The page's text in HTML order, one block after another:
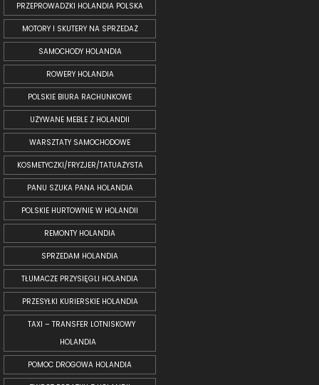
PRZEPROWADZKI HOLANDIA POLSKA
MOTORY I SKUTERY NA SPRZEDAŻ
SAMOCHODY HOLANDIA
ROWERY HOLANDIA
POLSKIE BIURA RACHUNKOWE
UŻYWANE MEBLE Z HOLANDII
WARSZTATY SAMOCHODOWE
KOSMETYCZKI/FRYZJER/TATUAŻYSTA
PANU SZUKA PANA HOLANDIA
POLSKIE HURTOWNIE W HOLANDII
REMONTY HOLANDIA
SPRZEDAM HOLANDIA
TŁUMACZE PRZYSIĘGLI HOLANDIA
PRZESYŁKI KURIERSKIE HOLANDIA
TAXI – TRANSFER LOTNISKOWY
HOLANDIA
POMOC DROGOWA HOLANDIA